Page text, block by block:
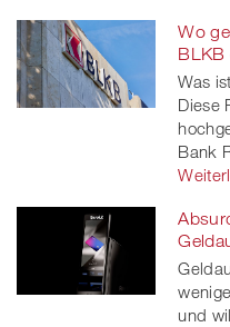
Wo
BLKB
Was
Diese
Bank
und